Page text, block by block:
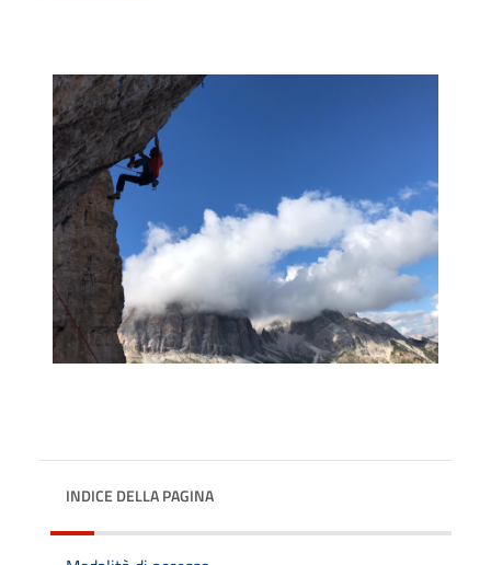
INDICE DELLA PAGINA